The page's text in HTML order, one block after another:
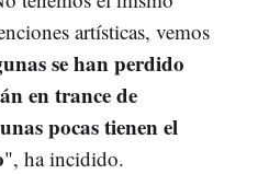
artísticas, vemos
se han perdido
en trance de
pocas tienen el
", ha incidido.